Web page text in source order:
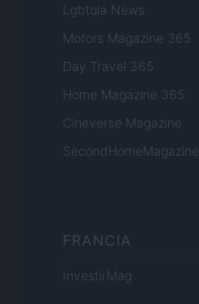
Lgbtqia News
Motors Magazine 365
Day Travel 365
Home Magazine 365
Cineverse Magazine
SecondHomeMagazine
FRANCIA
InvestirMag